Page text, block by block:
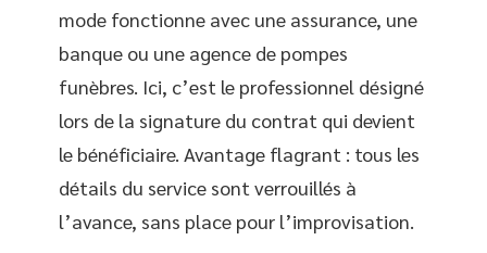
mode fonctionne avec une assurance, une
banque ou une agence de pompes
funèbres. Ici, c’est le professionnel désigné
lors de la signature du contrat qui devient
le bénéficiaire. Avantage flagrant : tous les
détails du service sont verrouillés à
l’avance, sans place pour l’improvisation.